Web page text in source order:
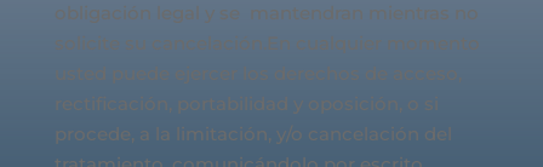
obligación legal y se mantendran mientras no
solicite su cancelación.En cualquier momento
rectificación, portabilidad y oposición, o si
procede, a la limitación, y/o cancelación del